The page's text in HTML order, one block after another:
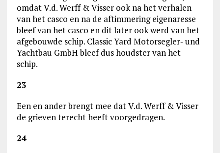
omdat V.d. Werff & Visser ook na het verhalen
van het casco en na de aftimmering eigenaresse
bleef van het casco en dit later ook werd van het
afgebouwde schip. Classic Yard Motorsegler‑ und
Yachtbau GmbH bleef dus houdster van het
schip.
23
Een en ander brengt mee dat V.d. Werff & Visser
de grieven terecht heeft voorgedragen.
24